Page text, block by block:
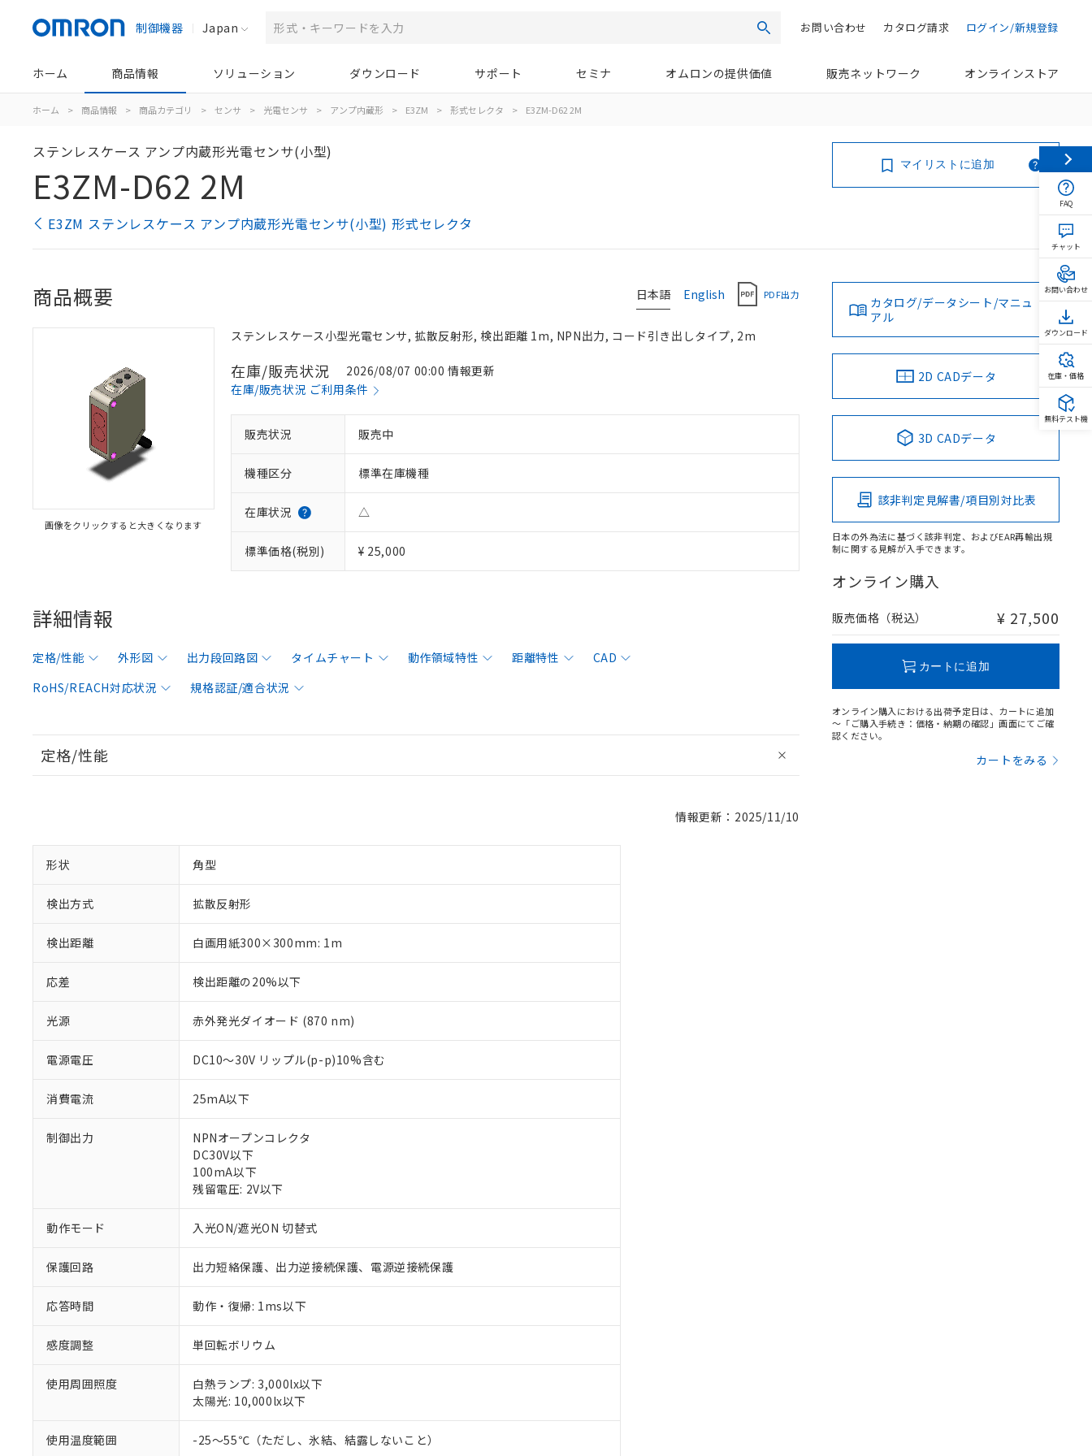
制御機器 Japan 検索 ログイン/新規登録
カタログ請求
お問い合わせ
ホーム 商品情報 ソリューション ダウンロード サポート セミナ オムロンの提供価値 販売ネットワーク オンラインストア
ホーム > 商品情報 > 商品カテゴリ > センサ > 光電センサ > アンプ内蔵形 > E3ZM > 形式セレクタ > E3ZM-D62 2M
ステンレスケース アンプ内蔵形光電センサ(小型)
E3ZM-D62 2M
E3ZM ステンレスケース アンプ内蔵形光電センサ(小型) 形式セレクタ
マイリストに追加
日本語 English PDF出力
商品概要
画像をクリックすると大きくなります
ステンレスケース小型光電センサ, 拡散反射形, 検出距離 1m, NPN出力, コード引き出しタイプ, 2m
在庫/販売状況
2026/08/07 00:00 情報更新
在庫/販売状況 ご利用条件
販売状況 販売中
機種区分 標準在庫機種
在庫状況 △
標準価格(税別) ¥ 25,000
詳細情報
定格/性能 外形図 出力段回路図 タイムチャート 動作領域特性 距離特性
CAD
RoHS/REACH対応状況
規格認証/適合状況
定格/性能
情報更新：2025/11/10
形状 角型
検出方式 拡散反射形
検出距離 白画用紙300×300mm: 1m
応差 検出距離の20%以下
光源 赤外発光ダイオード (870 nm)
電源電圧 DC10～30V リップル(p-p)10%含む
消費電流 25mA以下
制御出力
NPNオープンコレクタ
DC30V以下
100mA以下
残留電圧: 2V以下
動作モード 入光ON/遮光ON 切替式
保護回路 出力短絡保護、出力逆接続保護、電源逆接続保護
応答時間 動作・復帰: 1ms以下
感度調整 単回転ボリウム
使用周囲照度
白熱ランプ: 3,000lx以下
太陽光: 10,000lx以下
使用温度範囲 -25～55℃（ただし、氷結、結露しないこと）
カタログ/データシート/マニュ
アル
2D CADデータ
3D CADデータ
該非判定見解書/項目別対比表
日本の外為法に基づく該非判定、およびEAR再輸出規
制に関する見解が入手できます。
オンライン購入
販売価格（税込） ¥ 27,500
カートに追加
オンライン購入における出荷予定日は、カートに追加
～「ご購入手続き：価格・納期の確認」画面にてご確
認ください。
カートをみる
ご利用条件
以下の条件をお読みいただき、同意のうえご利用ください。
※1 対応状況
対応予定なし：EU RoHS指令（10物質）の非含有に非対応の商品で、対応品を出す予定はありません。
調査・確認中：EU RoHS指令（10物質）の非含有の対応状況を調査中または確認中の商品です。
非該当品：ライセンス料など無形物で、有害物質有無と関係のない商品です。
仕入先様の事情により、非含有部品としていたものが、含有品と判明した場合などやむを得ず変更すること
があります。
※1 中国RoHS○×表
「×」：最大均質材料含有率が中国RoHSの基準値を超えていることを示します。
FAQ
チャット
お問い合わせ
ダウンロード
在庫・価格
無料テスト機